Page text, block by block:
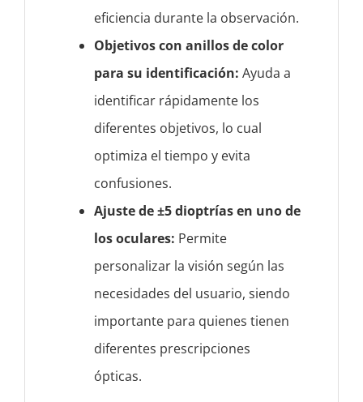
eficiencia durante la observación.
Objetivos con anillos de color
para su identificación: Ayuda a
identificar rápidamente los
diferentes objetivos, lo cual
optimiza el tiempo y evita
confusiones.
Ajuste de ±5 dioptrías en uno de
los oculares: Permite
personalizar la visión según las
necesidades del usuario, siendo
importante para quienes tienen
diferentes prescripciones
ópticas.